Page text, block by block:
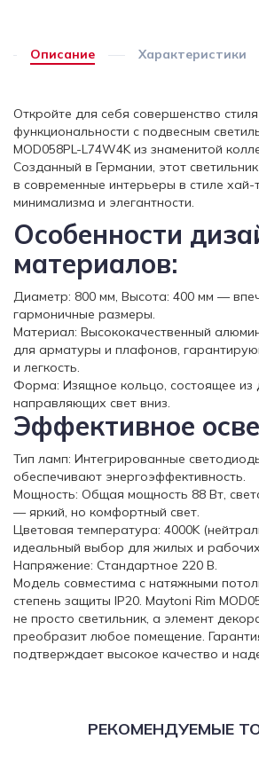
Описание Характеристики
Откройте для себя совершенство
функциональности с подвесным
MOD058PL-L74W4K из знаменитой
Созданный в Германии, этот
в современные интерьеры в стиле хай-
минимализма и элегантности.
Особенности
материалов:
Диаметр: 800 мм, Высота: 400 мм —
гармоничные размеры.
Материал: Высококачественный
для арматуры и плафонов,
и легкость.
Форма: Изящное кольцо, состоящее из
направляющих свет вниз.
Эффективное
Тип ламп: Интегрированные
обеспечивают энергоэффективность.
Мощность: Общая мощность 88 Вт,
— яркий, но комфортный свет.
Цветовая температура: 4000K
идеальный выбор для жилых и
Напряжение: Стандартное 220 В.
Модель совместима с натяжными
степень защиты IP20. Maytoni Rim
не просто светильник, а элемент
преобразит любое помещение.
подтверждает высокое качество и
РЕКОМЕНДУЕМЫЕ